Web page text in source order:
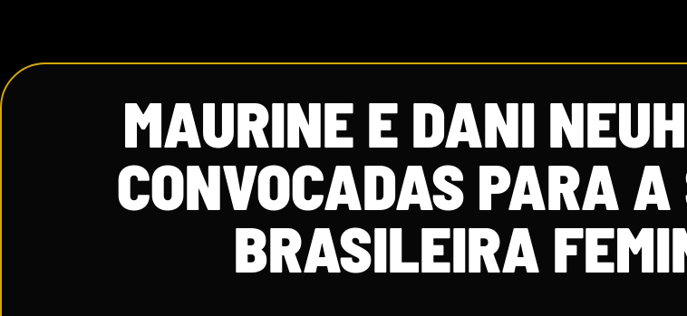
MAURINE E DANI
CONVOCADAS PARA
BRASILEIRA